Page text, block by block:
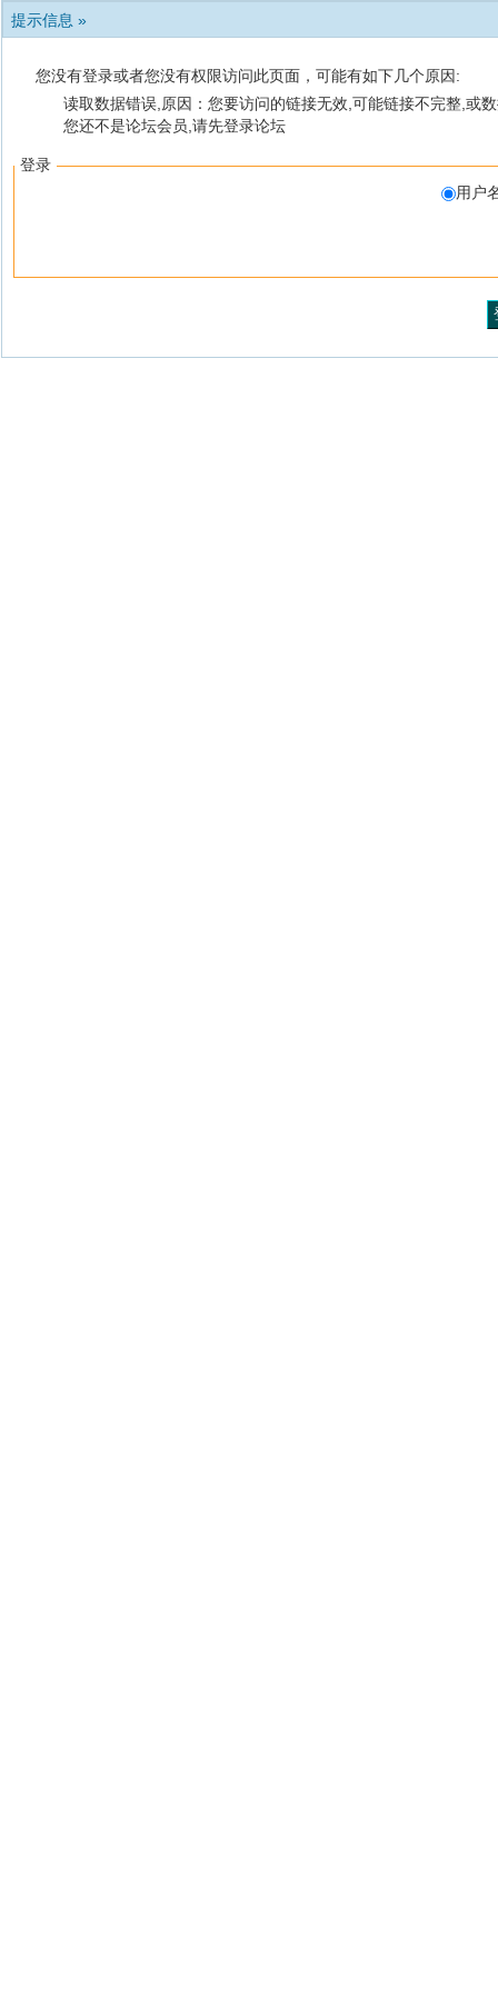
提示信息 »
您没有登录或者您没有权限访问此页面，可能有如下几个原因:
读取数据错误,原因：您要访问的链接无效,可能链接不完整,或
您还不是论坛会员,请先登录论坛
登录
用户